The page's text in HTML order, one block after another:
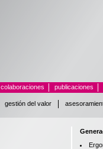
gestión del valor
colaboraciones publicaciones